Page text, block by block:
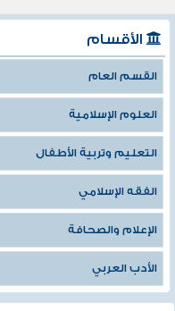
الأقسام
القسم العام
العلوم الإسلامية
التعليم وتربية الأطفال
الفقه الإسلامي
الإعلام والصحافة
الأدب العربي